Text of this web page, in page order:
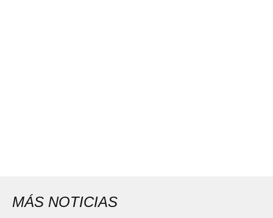
MÁS NOTICIAS